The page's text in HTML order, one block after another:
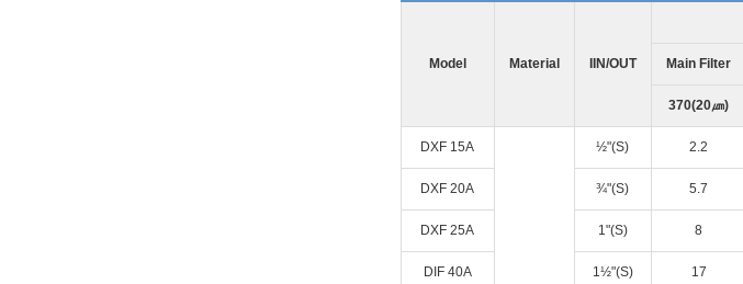
Model Material IIN/OUT Main Filter
370(20㎛)
DXF 15A ½"(S) 2.2
DXF 20A ¾"(S) 5.7
DXF 25A 1"(S) 8
DIF 40A 1½"(S) 17